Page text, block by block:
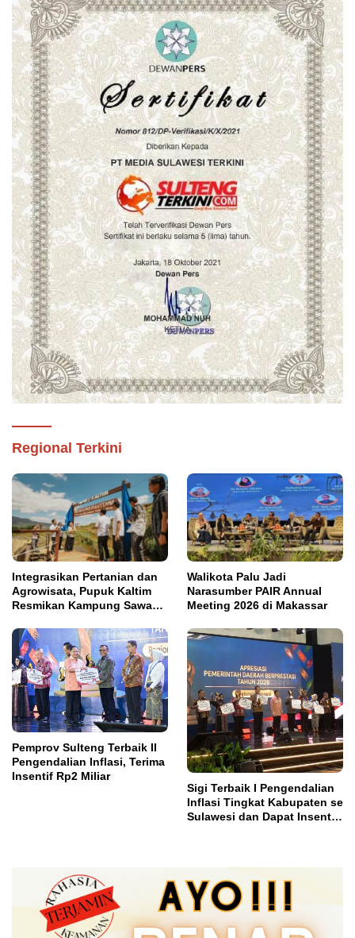
Regional Terkini
Integrasikan Pertanian dan
Agrowisata, Pupuk Kaltim
Resmikan Kampung Sawah
Walikota Palu Jadi
Narasumber PAIR Annual
Meeting 2026 di Makassar
Pemprov Sulteng Terbaik II
Pengendalian Inflasi, Terima
Insentif Rp2 Miliar
Sigi Terbaik I Pengendalian
Inflasi Tingkat Kabupaten se
Sulawesi dan Dapat Insentif